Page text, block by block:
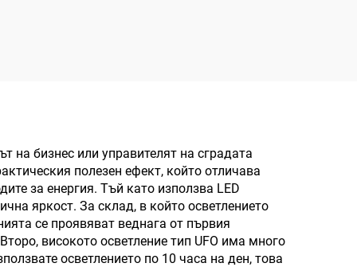
на бизнес или управителят на сградата
полезен ефект, който отличава
за енергия. Тъй като използва LED
яркост. За склад, в който осветлението
се проявяват веднага от първия
високото осветление тип UFO има много
осветлението по 10 часа на ден, това